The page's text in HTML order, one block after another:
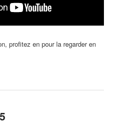
profitez en pour la regarder en